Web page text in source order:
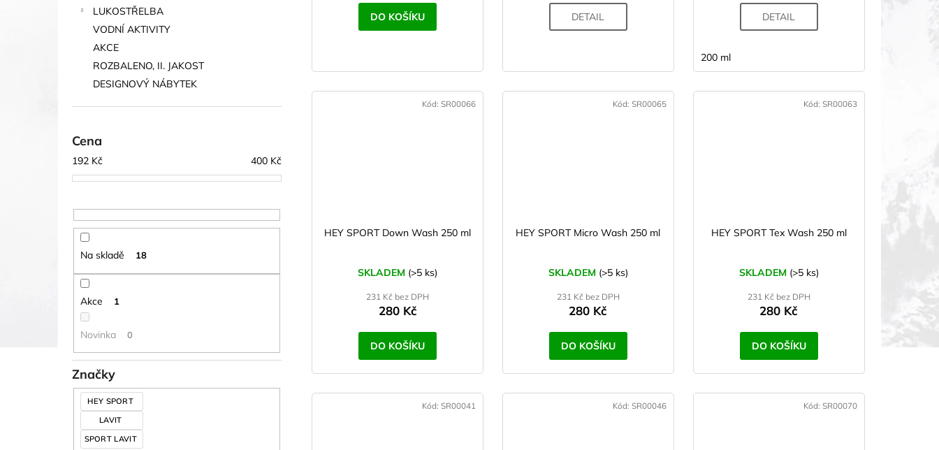
LUKOSTŘELBA
VODNÍ AKTIVITY
AKCE
ROZBALENO, II. JAKOST
DESIGNOVÝ NÁBYTEK
Cena
192 Kč 400 Kč
Na skladě 18
Akce 1
Novinka 0
Značky
HEY SPORT
LAVIT
SPORT LAVIT
DO KOŠÍKU DETAIL DETAIL
200 ml
HEY SPORT Down Wash 250 ml
SKLADEM (>5 ks)
231 Kč bez DPH
280 Kč
DO KOŠÍKU
Kód:SR00066
HEY SPORT Micro Wash 250 ml
SKLADEM (>5 ks)
231 Kč bez DPH
280 Kč
DO KOŠÍKU
Kód: SR00065
HEY SPORT Tex Wash 250 ml
SKLADEM (>5 ks)
231 Kč bez DPH
280 Kč
DO KOŠÍKU
Kód: SR00063
Kód:SR00041 Kód: SR00046 Kód: SR00070